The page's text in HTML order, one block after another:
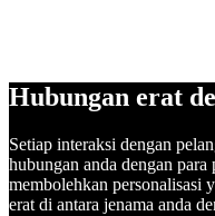
Hubungan erat
Setiap interaksi dengan
hubungan anda dengan
membolehkan personalisasi
erat di antara jenama anda